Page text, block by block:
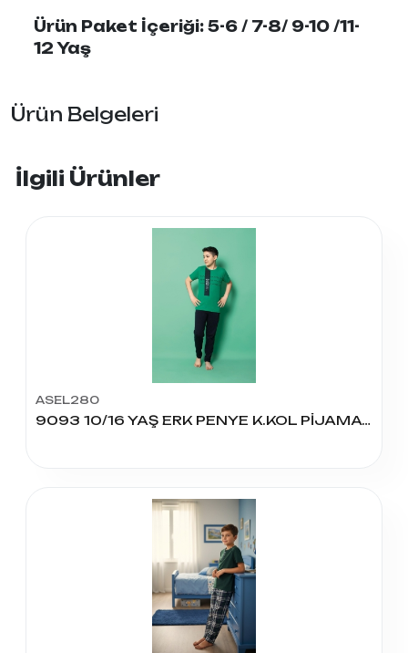
Ürün Paket İçeriği: 5-6 / 7-8/ 9-10 /11-
12 Yaş
Ürün Belgeleri
İlgili Ürünler
ASEL280
9093 10/16 YAŞ ERK PENYE K.KOL PİJAMA TK